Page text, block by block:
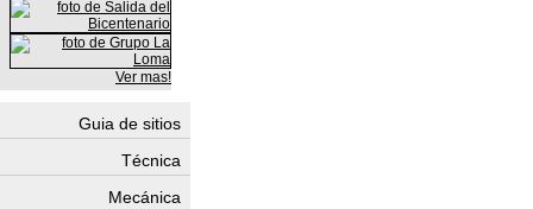
Ver mas!
Guia de sitios
Técnica
Mecánica